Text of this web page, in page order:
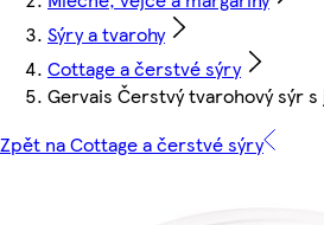
Sýry a tvarohy
Cottage a čerstvé sýry
Gervais Čerstvý tvarohový sýr
Zpět na Cottage a čerstvé sýry